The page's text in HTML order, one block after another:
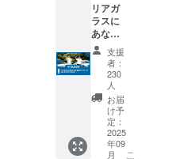
リアガ
ラスに
あなた
のお名
前ス
テッ
カーを
貼らせ
ていた
だきま
す。 ・
掲載期
支援
者：
230
人
お届
け予
定：
2025
年09
月
こ